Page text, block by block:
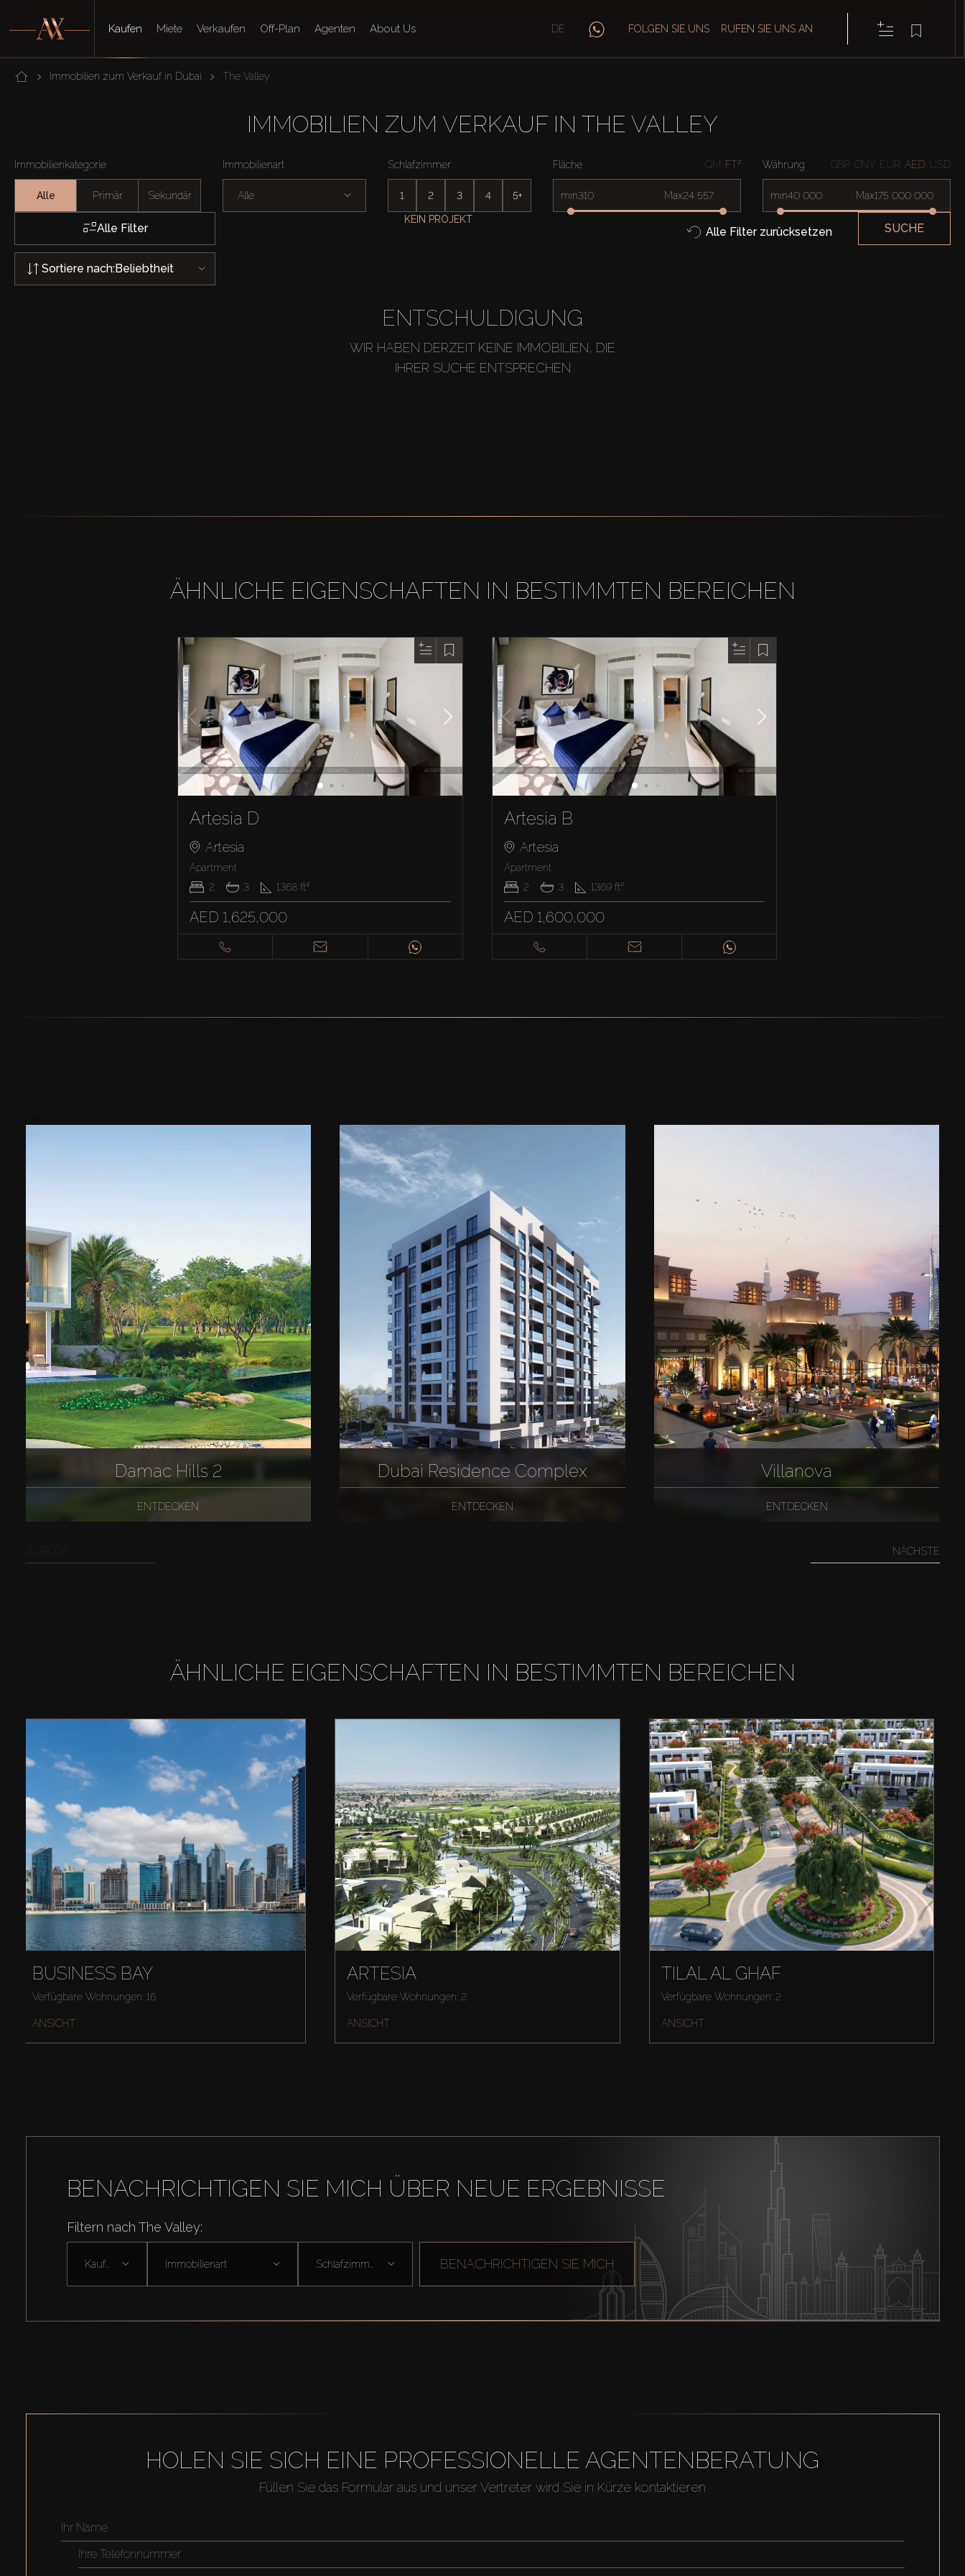
Kaufen Miete Verkaufen Off-Plan Agenten About Us DE FOLGEN SIE UNS RUFEN SIE UNS AN
Immobilien zum Verkauf in Dubai The Valley
IMMOBILIEN ZUM VERKAUF IN THE VALLEY
Immobilienkategorie
Alle Primär Sekundär
Immobilienart
Alle
Schlafzimmer
1 2 3 4 5+
Fläche QM FT²
min Max
Währung GBP CNY EUR AED USD
min Max
Alle Filter
KEIN PROJEKT
Alle Filter zurücksetzen SUCHE
Sortiere nach:Beliebtheit
ENTSCHULDIGUNG
WIR HABEN DERZEIT KEINE IMMOBILIEN, DIE
IHRER SUCHE ENTSPRECHEN
ÄHNLICHE EIGENSCHAFTEN IN BESTIMMTEN BEREICHEN
Artesia D
Artesia
Apartment
2
3 1368ft²
AED 1,625,000
Artesia B
Artesia
Apartment
2
3 1369 ft²
AED 1,600,000
Damac Hills 2
ENTDECKEN
Dubai Residence Complex
ENTDECKEN
Villanova
ENTDECKEN
NÄCHSTE
ÄHNLICHE EIGENSCHAFTEN IN BESTIMMTEN BEREICHEN
BUSINESS BAY
Verfügbare Wohnungen: 16
ANSICHT
ARTESIA
Verfügbare Wohnungen: 2
ANSICHT
TILAL AL GHAF
Verfügbare Wohnungen: 2
ANSICHT
BENACHRICHTIGEN SIE MICH ÜBER NEUE ERGEBNISSE
Filtern nach The Valley:
Kaufen Immobilienart BENACHRICHTIGEN SIE MICH
HOLEN SIE SICH EINE PROFESSIONELLE AGENTENBERATUNG
Füllen Sie das Formular aus und unser Vertreter wird Sie in Kürze kontaktieren